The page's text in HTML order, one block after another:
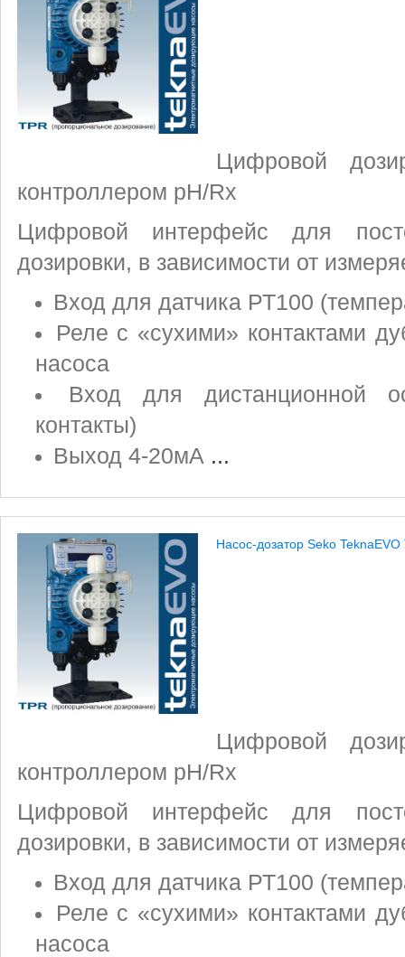
Цифровой
контроллером pH/Rх
Цифровой интерфейс для
дозировки, в зависимости от
Вход для датчика РТ100
Реле с «сухими» контактами
насоса
Вход для дистанционной
контакты)
Выход 4-20мА ...
Насос-дозатор Seko TeknaEVO
Цифровой
контроллером pH/Rх
Цифровой интерфейс для
дозировки, в зависимости от
Вход для датчика РТ100
Реле с «сухими» контактами
насоса